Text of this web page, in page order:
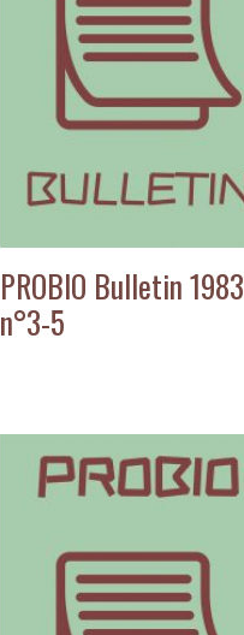
PROBIO Bulletin 1983
n°3-5